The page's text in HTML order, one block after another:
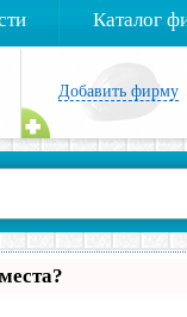
Каталог
Добавить фирму